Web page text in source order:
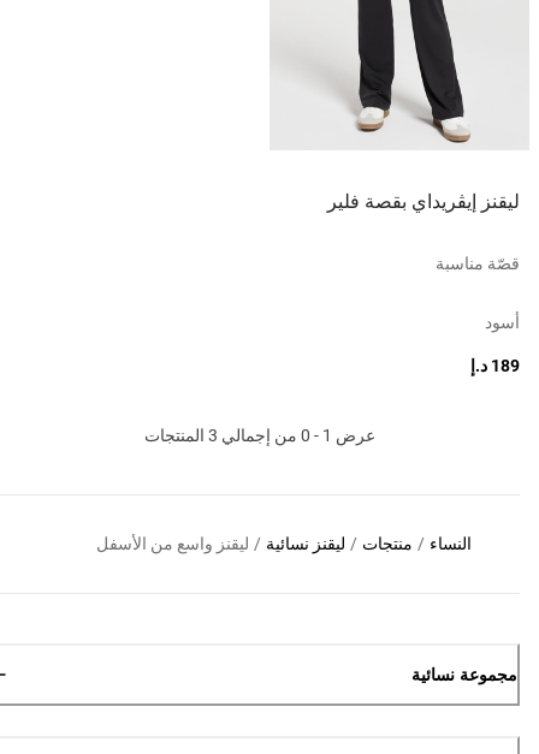
ليقنز إيڤريداي بقصة فلير
قصّة مناسبة
أسود
189 د.إ
عرض 1 - 0 من إجمالي 3 المنتجات
النساء / منتجات / ليقنز نسائية / ليقنز واسع من الأسفل
مجموعة نسائية